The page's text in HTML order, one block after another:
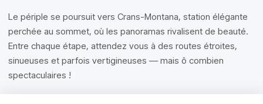
Le périple se poursuit vers Crans-Montana, station élégante
perchée au sommet, où les panoramas rivalisent de beauté.
Entre chaque étape, attendez vous à des routes étroites,
sinueuses et parfois vertigineuses — mais ô combien
spectaculaires !